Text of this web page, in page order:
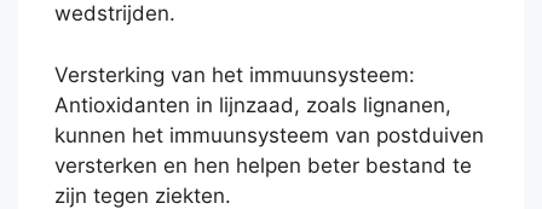
wedstrijden.
Versterking van het immuunsysteem:
Antioxidanten in lijnzaad, zoals lignanen,
kunnen het immuunsysteem van postduiven
versterken en hen helpen beter bestand te
zijn tegen ziekten.